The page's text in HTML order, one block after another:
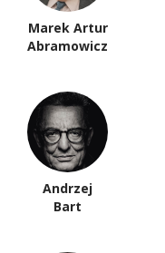
Marek Artur
Abramowicz
Andrzej
Bart